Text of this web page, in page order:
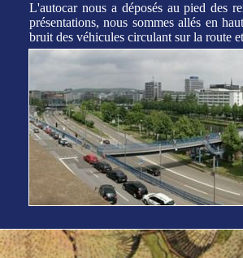
L'autocar nous a déposés au pied des
présentations, nous sommes allés en
bruit des véhicules circulant sur la route